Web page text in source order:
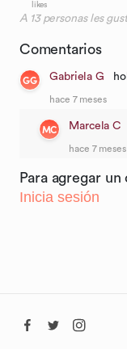
likes
A 13personas les
Comentarios
GG Gabriela G
hace 7 meses
MC Marcela C
hace 7 meses
Para agregar
Inicia sesión